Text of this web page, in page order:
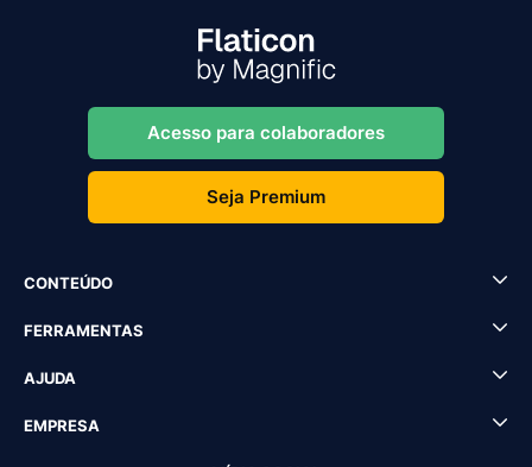
Acesso para colaboradores
Seja Premium
CONTEÚDO
FERRAMENTAS
AJUDA
EMPRESA